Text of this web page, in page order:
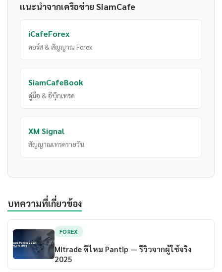
แนะนำจากเครือข่าย SiamCafe
iCafeForex
คอร์ส & สัญญาณ Forex
SiamCafeBook
คู่มือ & อีบุ๊กเทรด
XM Signal
สัญญาณเทรดรายวัน
บทความที่เกี่ยวข้อง
FOREX
Mitrade ดีไหม Pantip — รีวิวจากผู้ใช้จริง
2025